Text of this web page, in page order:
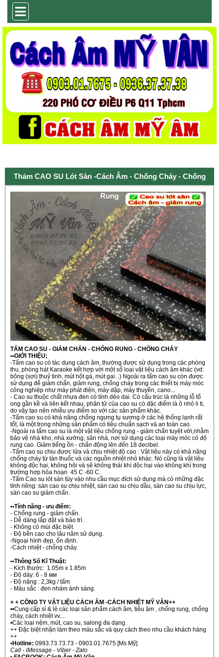
Thảm CAO SU Lót Sàn -cách Âm - Chống Cháy - Chống
Rung
TẤM CAO SU - GIẢM CHẤN - CHỐNG RUNG - CHỐNG CHÁY
••GIỚI THIỆU;
-Tấm cao su có tác dụng cách âm, thường được sử dụng trong các phòng
thu, phòng hát Karaoke kết hợp với một số loại vật liệu cách âm khác (vd:
bông (sợi) thuỷ tinh, mút hột gà, mút gai...) Ngoài ra tấm cao su còn được
sử dụng để giảm chấn, giảm rung, chống cháy trong các thiết bị máy móc
công nghiệp như máy phát điện, máy dập, máy thuyền, cano...
- Cao su thuộc chất nhựa đen có tính dẻo dai. Có cấu trúc là những lỗ tổ
ong gần kề và liên kết nhau, phân tử của cao su có đặc điểm là ô nhỏ li ti,
do vậy tạo nên nhiều ưu điểm so với các sản phẩm khác.
-Tấm cao su có khả năng chống ngưng tụ sương ở các hệ thống lạnh rất
tốt, là một trong những sản phẩm có tiêu chuẩn sạch và an toàn cao.
-Ngoài ra tấm cao su là một vật liệu chống rung - giảm chấn tuyệt vời,nhằm
bảo vệ nhà kho, nhà xưởng, sân nhà, nơi sử dụng các loại máy móc có độ
rung cao. Giảm tiếng ồn - chấn động lên đến 18 decibel.
-Tấm cao su chịu được lửa và chịu nhiệt độ cao : Vật liệu này có khả năng
chống cháy từ tàn thuốc và các nguồn nhiệt nhỏ khác. Nó cũng là vật liệu
không độc hại, không hôi và sẽ không thải khí độc hại vào không khí trong
trường hợp hỏa hoạn 45 C -60 C.
-Tấm Cao su lót sàn tùy vào nhu cầu mục đích sử dụng mà có những đặc
tính riêng: sàn cao su chịu nhiệt, sàn cao su chịu dầu, sàn cao su chịu lực,
sàn cao su giảm chấn.
••Tính năng - ưu điểm:
- Chống rung - giảm chấn.
- Dễ dàng lắp đặt và bảo trì.
- Không có mùi đặc biệt.
- Độ bền cao cho lâu năm sử dụng.
-Ngoại hình đẹp, ổn định.
-Cách nhiệt - chống cháy.
••Thông Số Kĩ Thuật:
- Kích thước: 1.05m x 1.85m
- Độ dày: 6 - 8 мм
- Độ nặng : 2,3kg / tấm
- Màu sắc : đen nhám ánh sáng.
+ + CÔNG TY VẬT LIỆU CÁCH ÂM -CÁCH NHIỆT MỸ VÂN++
••Cung cấp sỉ & lẻ các loại sản phẩm cách âm, tiêu âm , chống rung, chống
cháy, cách nhiệt vv....
•Các loại nệm, mút, cao su, salong đa dạng.
++ Đặc biệt nhận làm theo màu sắc và quy cách theo nhu cầu khách hàng
++
•Hotline: 0993.73.73.73 - 0903.01.7675 [Ms Mỹ]
Call - iMessage - Viber - Zalo